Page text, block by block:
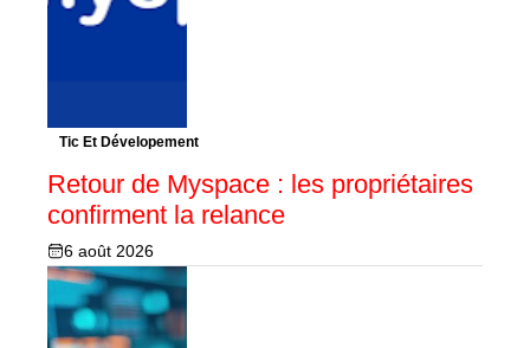
Tic Et Dévelopement
Retour de Myspace : les propriétaires
confirment la relance
6 août 2026